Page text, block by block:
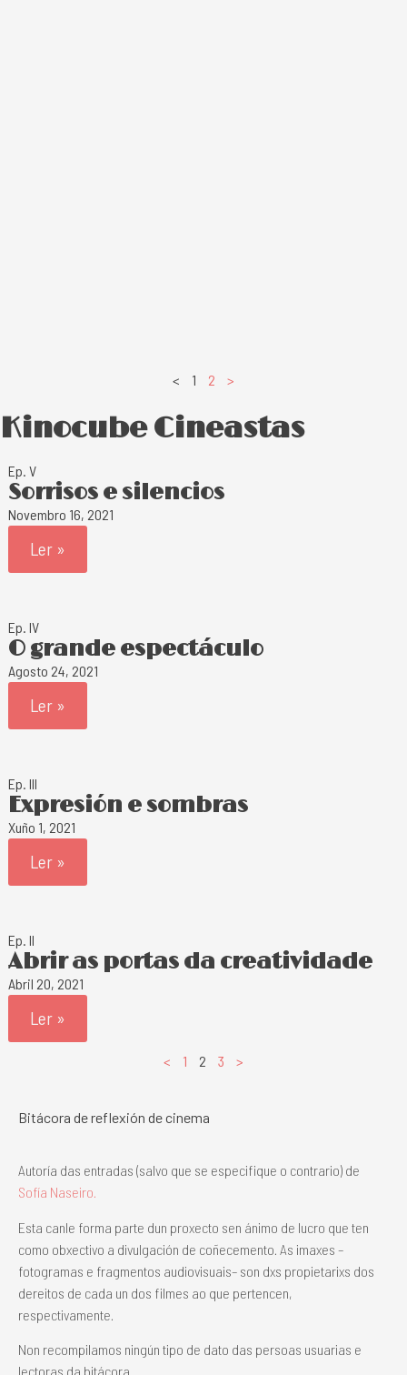
< 1 2 >
Kinocube Cineastas
Ep. V
Sorrisos e silencios
Novembro 16, 2021
Ler »
Ep. IV
O grande espectáculo
Agosto 24, 2021
Ler »
Ep. III
Expresión e sombras
Xuño 1, 2021
Ler »
Ep. II
Abrir as portas da creatividade
Abril 20, 2021
Ler »
< 1 2 3 >
Bitácora de reflexión de cinema
Autoría das entradas (salvo que se especifique o contrario) de
Sofía Naseiro.
Esta canle forma parte dun proxecto sen ánimo de lucro que ten
como obxectivo a divulgación de coñecemento. As imaxes –
fotogramas e fragmentos audiovisuais– son dxs propietarixs dos
dereitos de cada un dos filmes ao que pertencen,
respectivamente.
Non recompilamos ningún tipo de dato das persoas usuarias e
lectoras da bitácora.